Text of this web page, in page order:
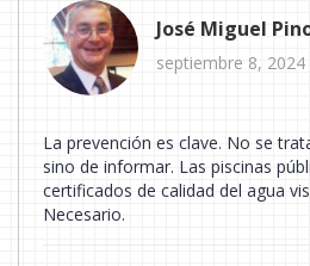
José Miguel
septiembre 8, 2024
La prevención es clave. No se
sino de informar. Las piscinas
certificados de calidad del agua
Necesario.